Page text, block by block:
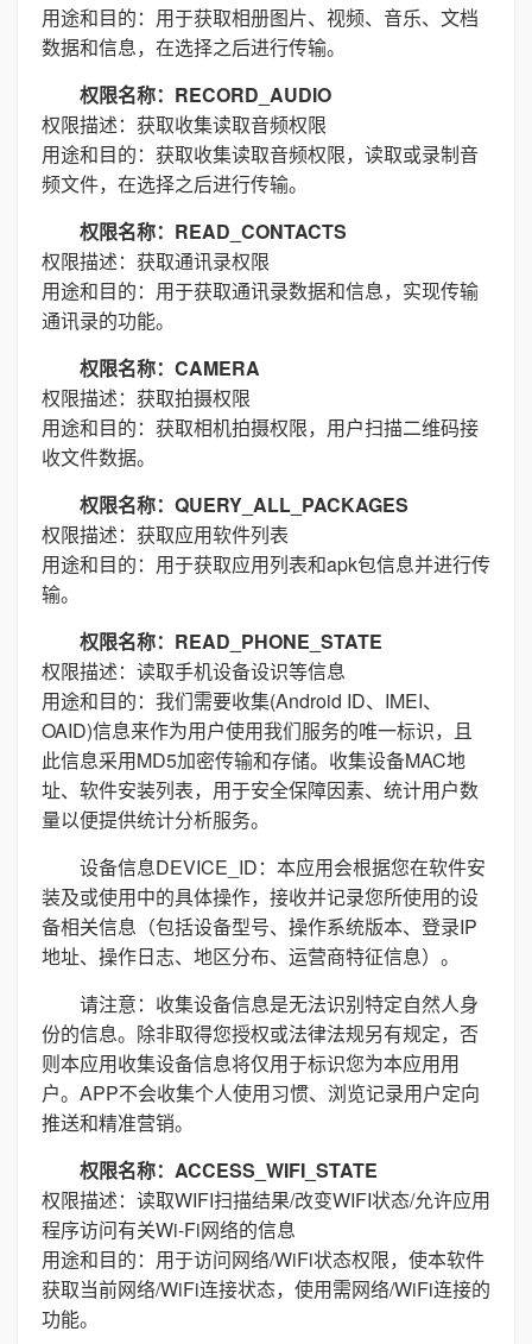
用途和目的：用于获取相册图片、视频、音乐、文档
数据和信息，在选择之后进行传输。
权限名称：RECORD_AUDIO
权限描述：获取收集读取音频权限
用途和目的：获取收集读取音频权限，读取或录制音
频文件，在选择之后进行传输。
权限名称：READ_CONTACTS
权限描述：获取通讯录权限
用途和目的：用于获取通讯录数据和信息，实现传输
通讯录的功能。
权限名称：CAMERA
权限描述：获取拍摄权限
用途和目的：获取相机拍摄权限，用户扫描二维码接
收文件数据。
权限名称：QUERY_ALL_PACKAGES
权限描述：获取应用软件列表
用途和目的：用于获取应用列表和apk包信息并进行传
输。
权限名称：READ_PHONE_STATE
权限描述：读取手机设备设识等信息
用途和目的：我们需要收集(Android ID、IMEI、
OAID)信息来作为用户使用我们服务的唯一标识，且
此信息采用MD5加密传输和存储。收集设备MAC地
址、软件安装列表，用于安全保障因素、统计用户数
量以便提供统计分析服务。
设备信息DEVICE_ID：本应用会根据您在软件安
装及或使用中的具体操作，接收并记录您所使用的设
备相关信息（包括设备型号、操作系统版本、登录IP
地址、操作日志、地区分布、运营商特征信息）。
请注意：收集设备信息是无法识别特定自然人身
份的信息。除非取得您授权或法律法规另有规定，否
则本应用收集设备信息将仅用于标识您为本应用用
户。APP不会收集个人使用习惯、浏览记录用户定向
推送和精准营销。
权限名称：ACCESS_WIFI_STATE
权限描述：读取WIFI扫描结果/改变WIFI状态/允许应用
程序访问有关Wi-Fi网络的信息
用途和目的：用于访问网络/WiFi状态权限，使本软件
获取当前网络/WiFi连接状态，使用需网络/WiFi连接的
功能。